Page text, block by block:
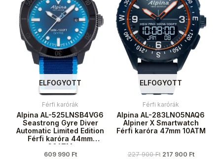
ELFOGYOTT
Férfi karórák
Alpina AL-525LNSB4VG6
Seastrong Gyre Diver
Automatic Limited Edition
Férfi karóra 44mm
30ATM
609 990 Ft
ELFOGYOTT
Férfi karórák
Alpina AL-283LNO5NAQ6
Alpiner X Smartwatch
Férfi karóra 47mm 10ATM
227 900Ft 217 900 Ft